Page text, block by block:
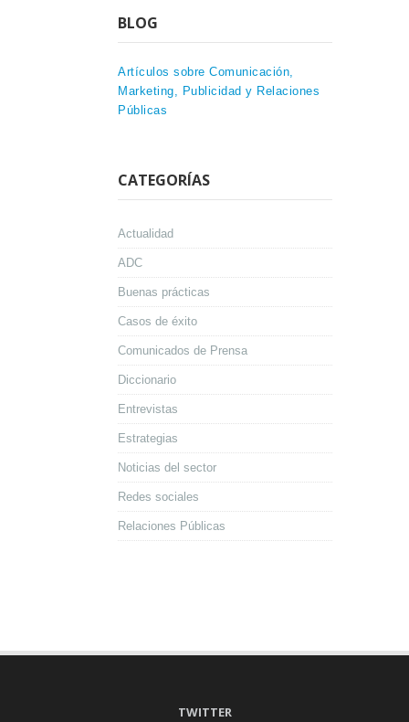
BLOG
Artículos sobre Comunicación,
Marketing, Publicidad y Relaciones
Públicas
CATEGORÍAS
Actualidad
ADC
Buenas prácticas
Casos de éxito
Comunicados de Prensa
Diccionario
Entrevistas
Estrategias
Noticias del sector
Redes sociales
Relaciones Públicas
TWITTER